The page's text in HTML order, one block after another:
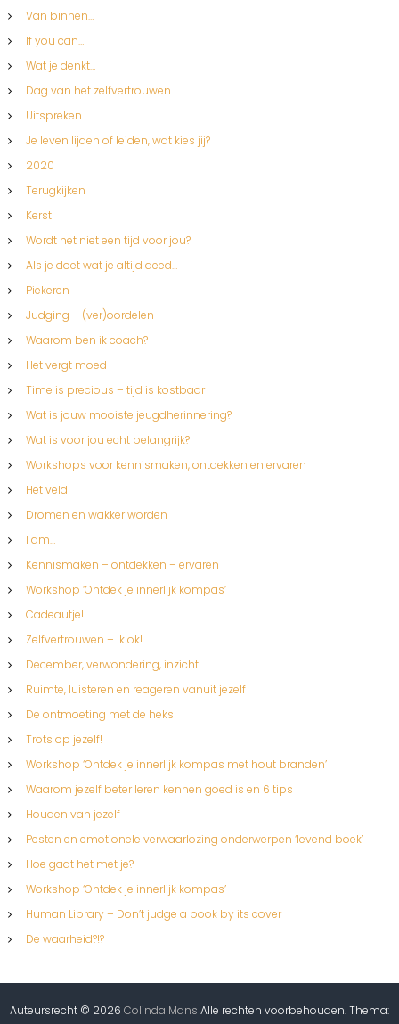
Van binnen…
If you can…
Wat je denkt…
Dag van het zelfvertrouwen
Uitspreken
Je leven lijden of leiden, wat kies jij?
2020
Terugkijken
Kerst
Wordt het niet een tijd voor jou?
Als je doet wat je altijd deed…
Piekeren
Judging – (ver)oordelen
Waarom ben ik coach?
Het vergt moed
Time is precious – tijd is kostbaar
Wat is jouw mooiste jeugdherinnering?
Wat is voor jou echt belangrijk?
Workshops voor kennismaken, ontdekken en ervaren
Het veld
Dromen en wakker worden
I am…
Kennismaken – ontdekken – ervaren
Workshop ‘Ontdek je innerlijk kompas’
Cadeautje!
Zelfvertrouwen – Ik ok!
December, verwondering, inzicht
Ruimte, luisteren en reageren vanuit jezelf
De ontmoeting met de heks
Trots op jezelf!
Workshop ‘Ontdek je innerlijk kompas met hout branden’
Waarom jezelf beter leren kennen goed is en 6 tips
Houden van jezelf
Pesten en emotionele verwaarlozing onderwerpen ‘levend boek’
Hoe gaat het met je?
Workshop ‘Ontdek je innerlijk kompas’
Human Library – Don’t judge a book by its cover
De waarheid?!?
Auteursrecht © 2026 Colinda Mans Alle rechten voorbehouden. Thema: